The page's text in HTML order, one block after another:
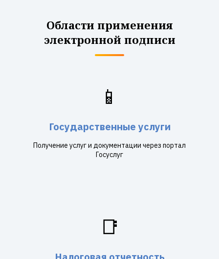
Области применения
электронной подписи
📱
Государственные услуги
Получение услуг и документации через портал
Госуслуг
📑